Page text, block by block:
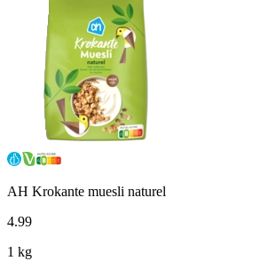
AH Krokante muesli naturel
4.99
1 kg